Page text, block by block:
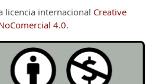
licencia internacional Creative
4.0.